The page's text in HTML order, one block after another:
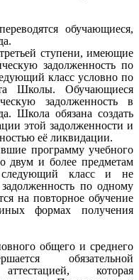
обучающиеся,
ступени, имеющие
задолженность по
класс условно по
Школы. Обучающиеся
задолженность в
Школа обязана создать
этой задолженности и
её ликвидации.
программу учебного
двум и более предметам
класс и не
по одному
на повторное обучение
формах получения
общего и среднего
обязательной
которая